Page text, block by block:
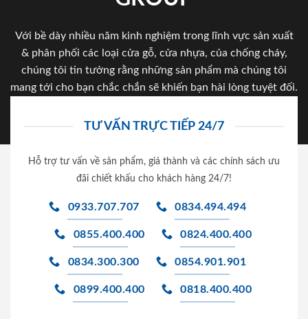
Với bề dày nhiều năm kinh nghiệm trong lĩnh vực sản xuất
& phân phối các loại cửa gỗ, cửa nhựa, của chống cháy,
chúng tôi tin tưởng rằng những sản phẩm mà chúng tôi
mang tới cho bạn chắc chắn sẽ khiến bạn hài lòng tuyệt đối.
TƯ VẤN TRỰC TIẾP 24/7
Hỗ trợ tư vấn về sản phẩm, giá thành và các chính sách ưu
đãi chiết khấu cho khách hàng 24/7!
0933.707.707 0834.494.494
0855.400.400 0824.400.400
0834.300.300 0854.901.901
0899.400.400 0818.400.400